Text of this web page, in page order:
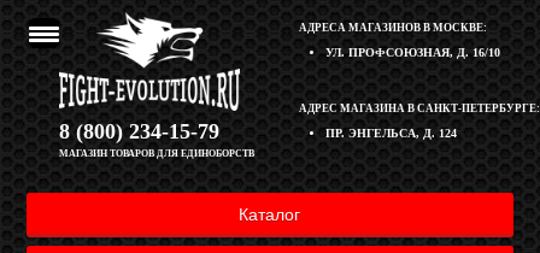
АДРЕСА МАГАЗИНОВ В МОСКВЕ:
УЛ. ПРОФСОЮЗНАЯ, Д. 16/10
АДРЕС МАГАЗИНА В САНКТ-ПЕТЕРБУРГЕ:
ПР. ЭНГЕЛЬСА, Д. 124
8 (800) 234-15-79
МАГАЗИН ТОВАРОВ ДЛЯ ЕДИНОБОРСТВ
Каталог
Перейти
к
навигации
Перейти
к
содержимому
Корзина
Полезная информация